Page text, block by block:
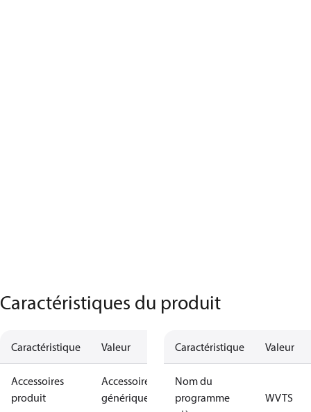
Caractéristiques du produit
Caractéristique Valeur
Accessoires
produit
Accessoires
génériques
Caractéristique Valeur
Nom du
programme
WVTS